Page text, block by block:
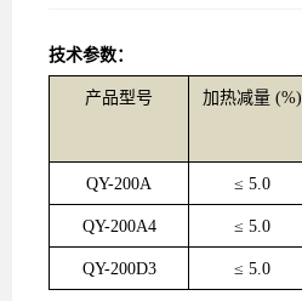
技术参数：
产品型号 加热减量(%)
QY-200A ≤ 5.0
QY-200A4 ≤ 5.0
QY-200D3 ≤ 5.0